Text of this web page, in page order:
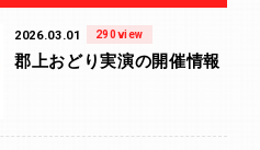
2026.03.01 290view
郡上おどり実演の開催情報